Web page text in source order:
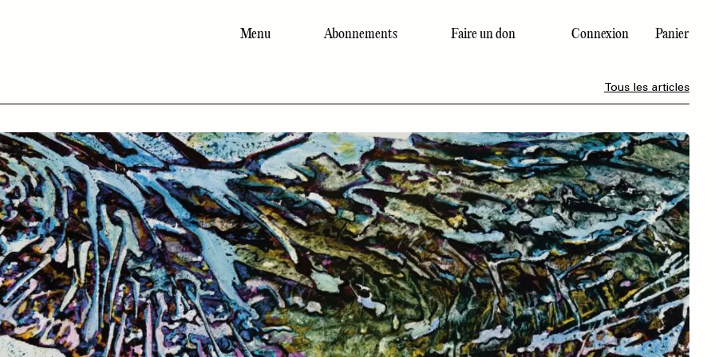
Menu Abonnements Faire un don Connexion Panier
Tous les articles